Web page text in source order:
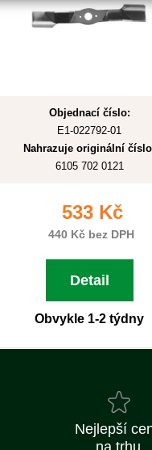
Objednací číslo:
E1-022792-01
Nahrazuje originální
6105 702 0121
533 Kč
440 Kč bez DPH
Detail
Obvykle 1-2 týdny
Nejlepší
na trhu